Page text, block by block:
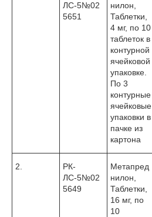
ЛС-5№02
5651
нилон,
Таблетки,
4 мг, по 10
таблеток в
контурной
ячейковой
упаковке.
По 3
контурные
ячейковые
упаковки в
пачке из
картона
2.
РК-
ЛС-5№02
5649
Метапред
нилон,
Таблетки,
16 мг, по
10